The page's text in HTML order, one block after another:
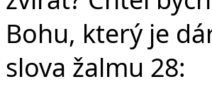
Bohu, který je
slova žalmu 28: